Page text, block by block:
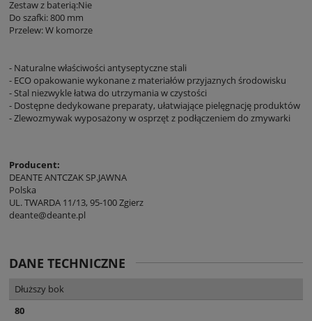
Zestaw z baterią:Nie
Do szafki: 800 mm
Przelew: W komorze
- Naturalne właściwości antyseptyczne stali
- ECO opakowanie wykonane z materiałów przyjaznych środowisku
- Stal niezwykle łatwa do utrzymania w czystości
- Dostępne dedykowane preparaty, ułatwiające pielęgnację produktów
- Zlewozmywak wyposażony w osprzęt z podłączeniem do zmywarki
Producent:
DEANTE ANTCZAK SP.JAWNA
Polska
UL. TWARDA 11/13, 95-100 Zgierz
deante@deante.pl
DANE TECHNICZNE
Dłuższy bok
80